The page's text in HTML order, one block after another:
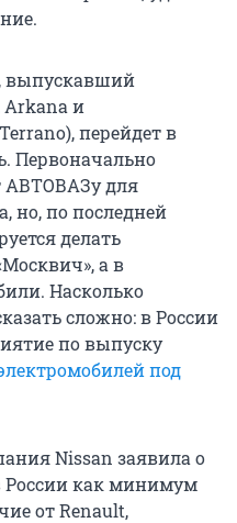
выпускавший
Arkana и
перейдет в
Первоначально
АВТОВАЗу для
но, по последней
делать
а в
Насколько
сложно: в России
по выпуску
под
Nissan заявила о
России как минимум
от Renault,